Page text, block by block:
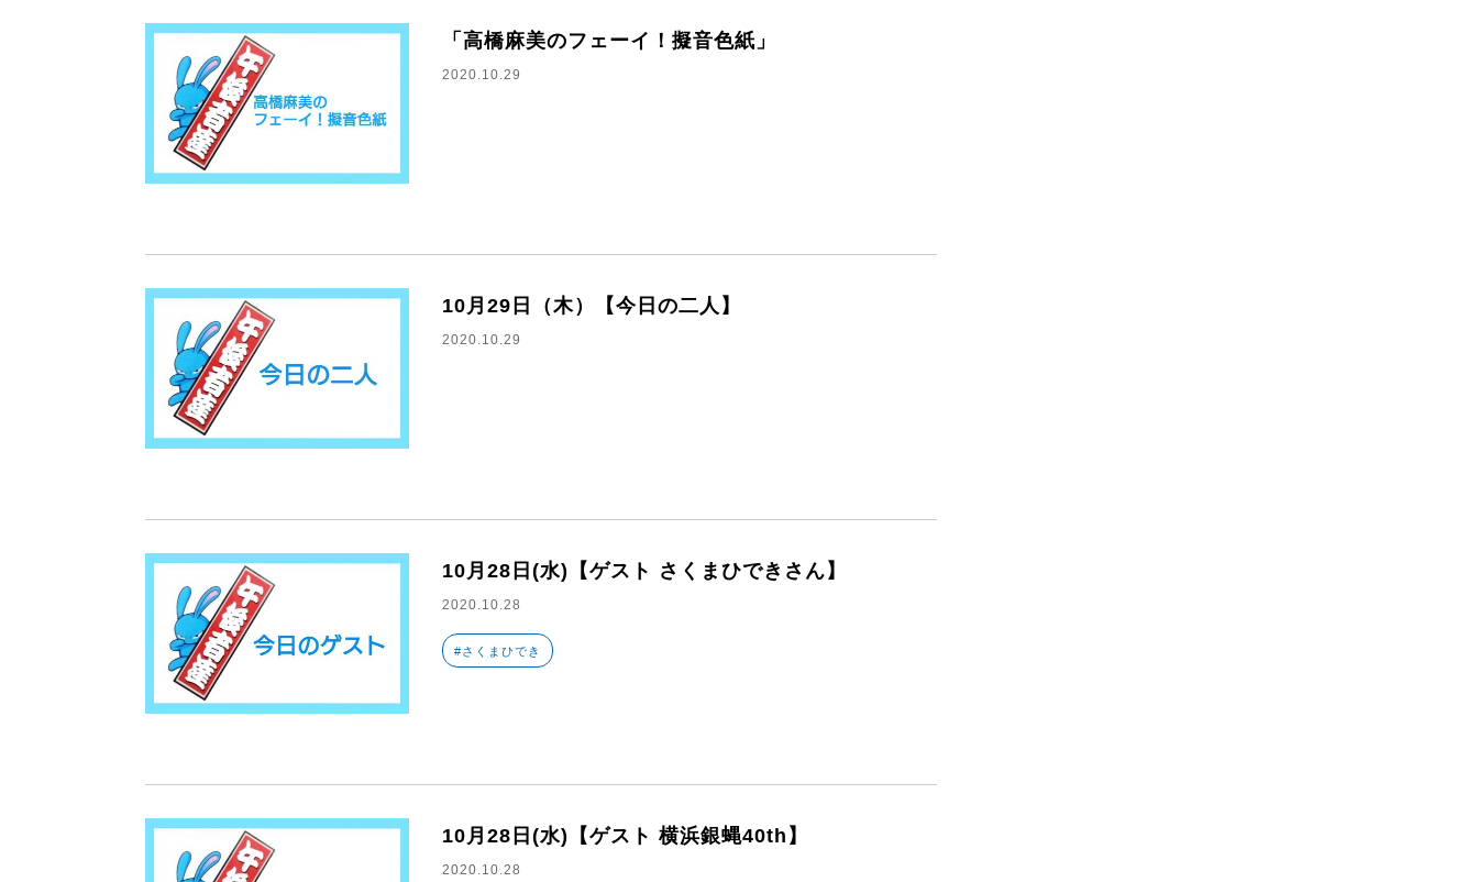
「高橋麻美のフェーイ！擬音色紙」
2020.10.29
10月29日（木）【今日の二人】
2020.10.29
10月28日(水)【ゲスト さくまひできさん】
2020.10.28
#さくまひでき
10月28日(水)【ゲスト 横浜銀蝿40th】
2020.10.28